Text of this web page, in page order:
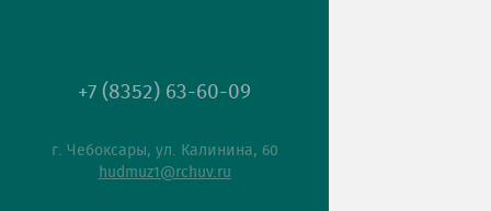
+7 (8352) 63-60-09
г. Чебоксары, ул. Калинина, 60
hudmuz1@rchuv.ru